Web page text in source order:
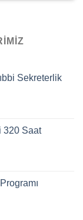
Sekreterlik
320 Saat